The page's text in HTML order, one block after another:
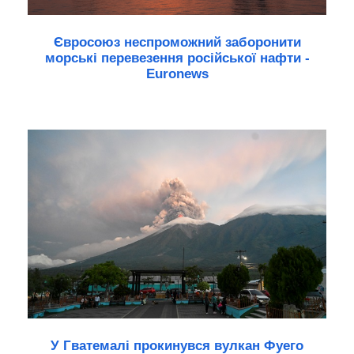
Євросоюз неспроможний заборонити
морські перевезення російської нафти -
Euronews
У Гватемалі прокинувся вулкан Фуего